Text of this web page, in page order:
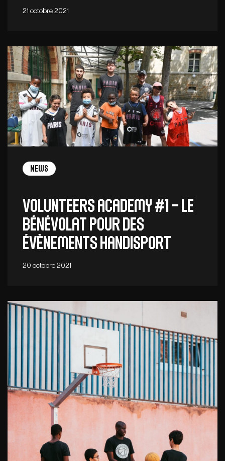
21 octobre 2021
News
Volunteers Academy #1 – Le
bénévolat pour des
évènements Handisport
20 octobre 2021